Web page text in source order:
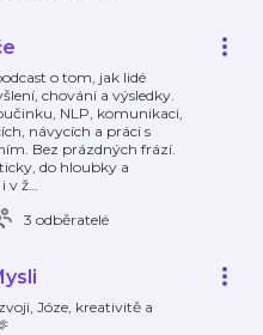
o tom, jak lidé
chování a výsledky.
NLP, komunikaci,
návycích a práci s
Bez prázdných frází.
do hloubky a
v ž…
3 odběratelé
Józe, kreativitě a